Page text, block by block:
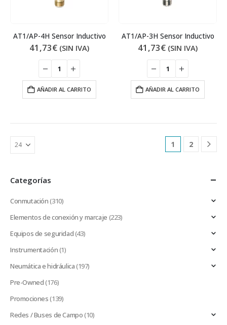
AT1/AP-4H Sensor Inductivo
41,73€ (SIN IVA)
AÑADIR AL CARRITO
AT1/AP-3H Sensor Inductivo
41,73€ (SIN IVA)
AÑADIR AL CARRITO
1 2
Categorías
Conmutación(310)
Elementos de conexión y marcaje (223)
Equipos de seguridad(43)
Instrumentación(1)
Neumática e hidráulica(197)
Pre-Owned(176)
Promociones(139)
Redes / Buses de Campo(10)